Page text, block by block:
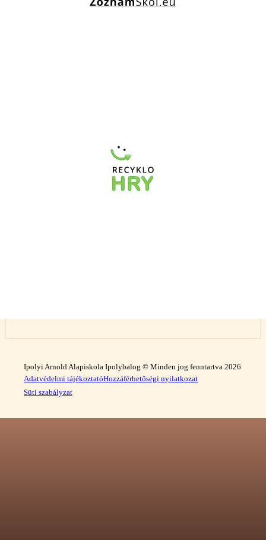
Ipolyi Arnold Alapiskola Ipolybalog © Minden jog fenntartva 2026
Adatvédelmi tájékoztatóHozzáférhetőségi nyilatkozat
Süti szabályzat